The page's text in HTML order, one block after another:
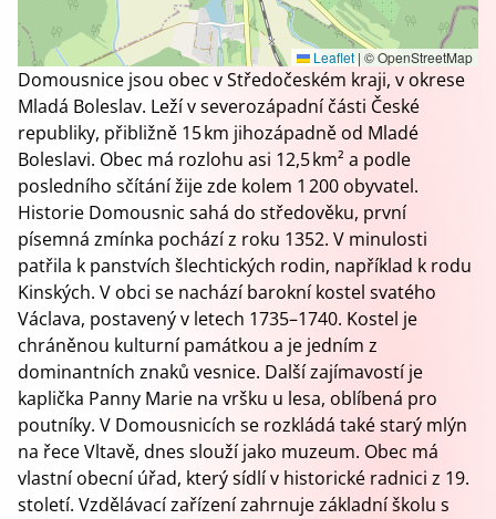
Leaflet | © OpenStreetMap
Domousnice jsou obec v Středočeském kraji, v okrese
Mladá Boleslav. Leží v severozápadní části České
republiky, přibližně 15 km jihozápadně od Mladé
Boleslavi. Obec má rozlohu asi 12,5 km² a podle
posledního sčítání žije zde kolem 1 200 obyvatel.
Historie Domousnic sahá do středověku, první
písemná zmínka pochází z roku 1352. V minulosti
patřila k panstvích šlechtických rodin, například k rodu
Kinských. V obci se nachází barokní kostel svatého
Václava, postavený v letech 1735–1740. Kostel je
chráněnou kulturní památkou a je jedním z
dominantních znaků vesnice. Další zajímavostí je
kaplička Panny Marie na vršku u lesa, oblíbená pro
poutníky. V Domousnicích se rozkládá také starý mlýn
na řece Vltavě, dnes slouží jako muzeum. Obec má
vlastní obecní úřad, který sídlí v historické radnici z 19.
století. Vzdělávací zařízení zahrnuje základní školu s